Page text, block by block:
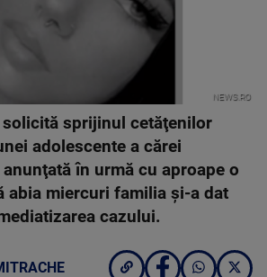
NEWS.RO
solicită sprijinul cetăţenilor
adolescente a cărei
în urmă cu aproape o
abia miercuri familia şi-a dat
cazului.